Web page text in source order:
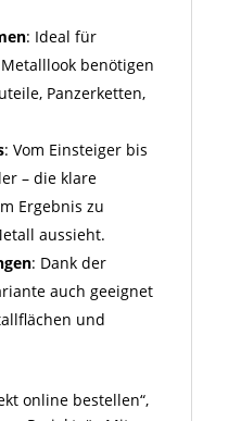
: Ideal für
benötigen
Panzer­ketten,
: Vom Einsteiger bis
– die klare
Ergebnis zu
aussieht.
: Dank der
auch geeignet
und
online bestellen“,